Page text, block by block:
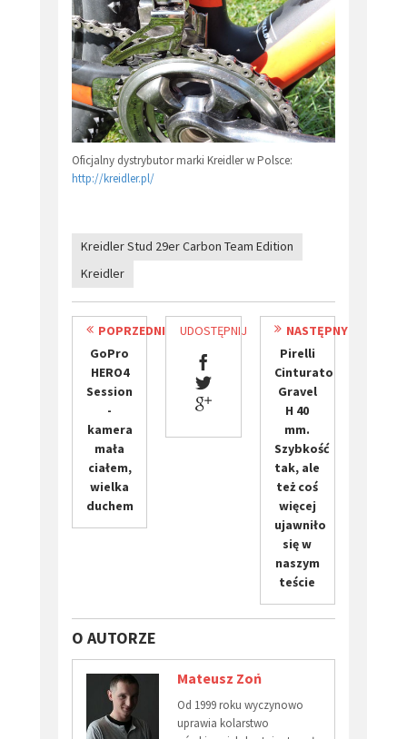
Oficjalny dystrybutor marki Kreidler w Polsce:
http://kreidler.pl/
Kreidler Stud 29er Carbon Team Edition
Kreidler
POPRZEDNI
GoPro
HERO4
Session
-
kamera
mała
ciałem,
wielka
duchem
UDOSTĘPNIJ
NASTĘPNY
​Pirelli
Cinturato
Gravel
H 40
mm.
Szybkość
tak, ale
też coś
więcej
ujawniło
się w
naszym
teście
O AUTORZE
Mateusz Zoń
Od 1999 roku wyczynowo
uprawia kolarstwo